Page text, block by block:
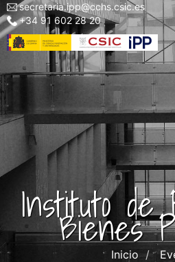
Pasar
al
contenido
Menu
top
left
secretaria.ipp@cchs.csic.es
+34 91 602 28 20
Instituto de
Bienes
Inicio